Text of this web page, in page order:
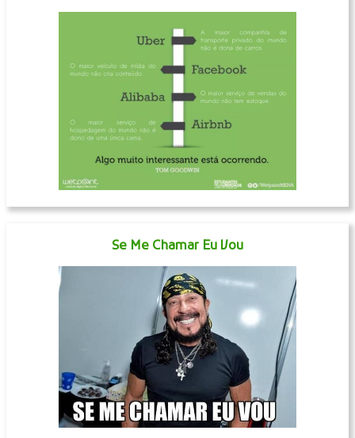
Se Me Chamar Eu Vou